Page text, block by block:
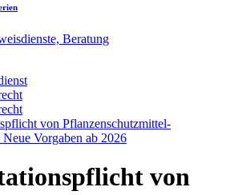
Beratung
von Pflanzenschutzmittel-
Vorgaben ab 2026
von